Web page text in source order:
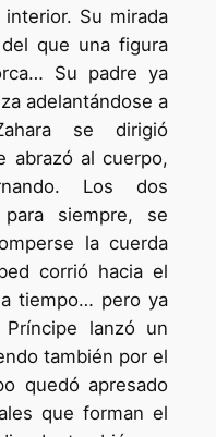
Su mirada
que una figura
Su padre ya
adelantándose a
se dirigió
abrazó al cuerpo,
Los dos
siempre, se
la cuerda
corrió hacia el
tiempo… pero ya
lanzó un
también por el
quedó apresado
que forman el